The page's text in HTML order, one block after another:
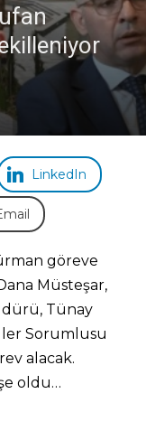
LinkedIn
göreve
Müsteşar,
Tünay
Sorumlusu
alacak.
oldu…